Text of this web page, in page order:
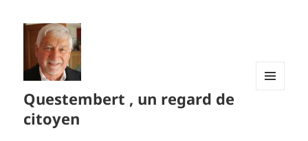
Questembert , un regard de
citoyen